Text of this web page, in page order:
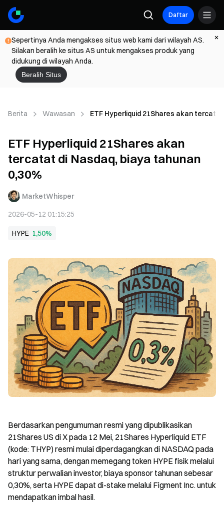
Daftar
Sepertinya Anda mengakses situs web kami dari wilayah AS.
Silakan beralih ke situs AS untuk mengakses produk yang
didukung di wilayah Anda.
Beralih Situs
Berita Wawasan ETF Hyperliquid 21Shares akan
ETF Hyperliquid 21Shares akan
tercatat di Nasdaq, biaya tahunan
0,30%
MarketWhisper
2026-05-12 01:15:25
HYPE 1,50%
Berdasarkan pengumuman resmi yang dipublikasikan
21Shares US di X pada 12 Mei, 21Shares Hyperliquid ETF
(kode: THYP) resmi mulai diperdagangkan di NASDAQ pada
hari yang sama, dengan memegang token HYPE fisik melalui
struktur perwalian investor, biaya sponsor tahunan sebesar
0,30%, serta HYPE dapat di-stake melalui Figment Inc. untuk
mendapatkan imbal hasil.